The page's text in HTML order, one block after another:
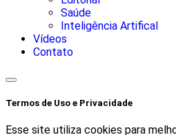
Saúde
Inteligência Artifical
Vídeos
Contato
Termos de Uso e Privacidade
Esse site utiliza cookies para